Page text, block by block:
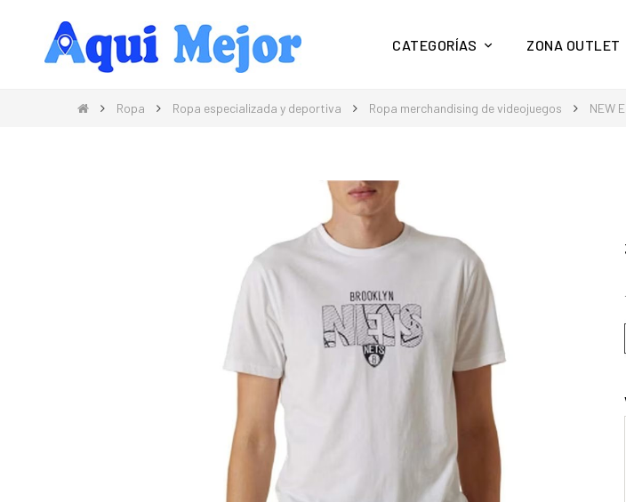
Compra Moda, Electrónica, Hogar y mucho más en Aquí
CATEGORÍAS ZONA OUTLET
Ropa Ropa especializada y deportiva Ropa merchandising de videojuegos NEW